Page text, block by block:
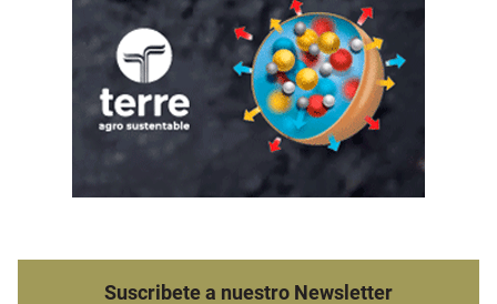
Suscribete a nuestro Newsletter